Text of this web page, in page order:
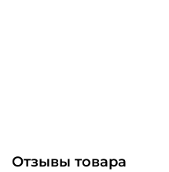
Отзывы товара